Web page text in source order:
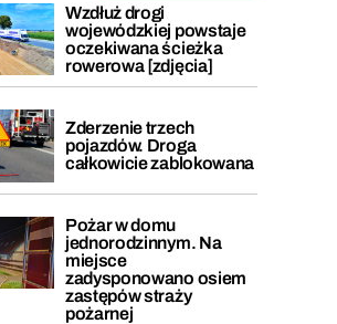
Wzdłuż drogi
wojewódzkiej powstaje
oczekiwana ścieżka
rowerowa [zdjęcia]
Zderzenie trzech
pojazdów. Droga
całkowicie zablokowana
Pożar w domu
jednorodzinnym. Na
miejsce
zadysponowano osiem
zastępów straży
pożarnej